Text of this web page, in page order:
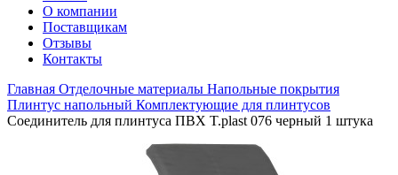
О компании
Поставщикам
Отзывы
Контакты
Главная Отделочные материалы Напольные покрытия
Плинтус напольный Комплектующие для плинтусов
Соединитель для плинтуса ПВХ T.plast 076 черный 1 штука